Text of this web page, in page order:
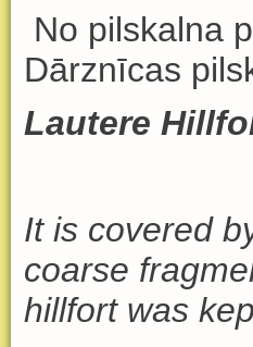
No pilskalna
Dārznīcas
Lautere
It is covered
coarse
hillfort was